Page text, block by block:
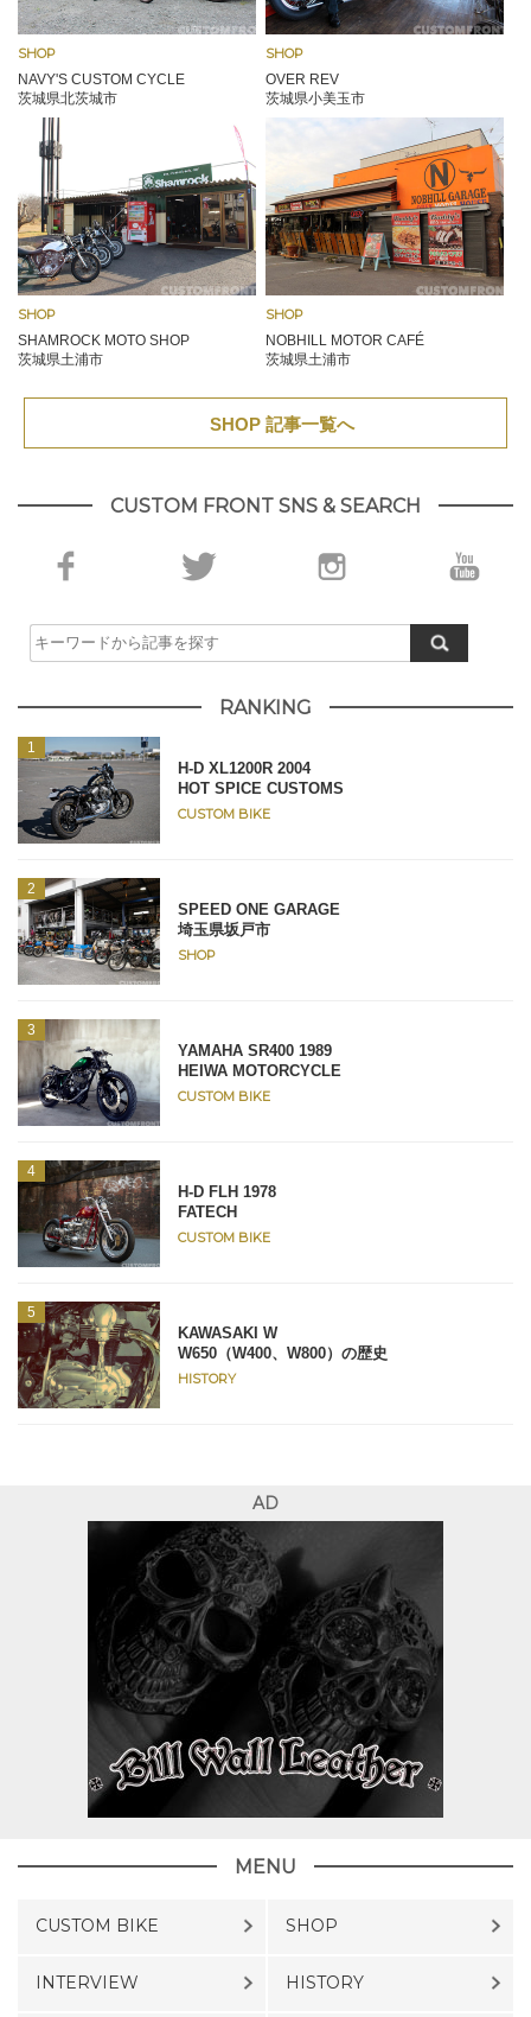
SHOP
NAVY'S CUSTOM CYCLE
茨城県北茨城市
SHOP
OVER REV
茨城県小美玉市
SHOP
SHAMROCK MOTO SHOP
茨城県土浦市
SHOP
NOBHILL MOTOR CAFÉ
茨城県土浦市
SHOP 記事一覧へ
CUSTOM FRONT SNS & SEARCH
RANKING
H-D XL1200R 2004
HOT SPICE CUSTOMS
CUSTOM BIKE
SPEED ONE GARAGE
埼玉県坂戸市
SHOP
YAMAHA SR400 1989
HEIWA MOTORCYCLE
CUSTOM BIKE
H-D FLH 1978
FATECH
CUSTOM BIKE
KAWASAKI W
W650（W400、W800）の歴史
HISTORY
AD
MENU
CUSTOM BIKE SHOP
INTERVIEW HISTORY